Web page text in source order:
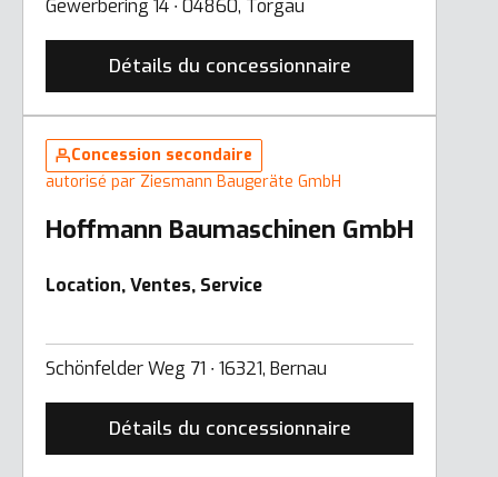
Gewerbering 14 ∙ 04860, Torgau
Détails du concessionnaire
Concession secondaire
autorisé par Ziesmann Baugeräte GmbH
Hoffmann Baumaschinen GmbH
Location, Ventes, Service
Schönfelder Weg 71 ∙ 16321, Bernau
Détails du concessionnaire